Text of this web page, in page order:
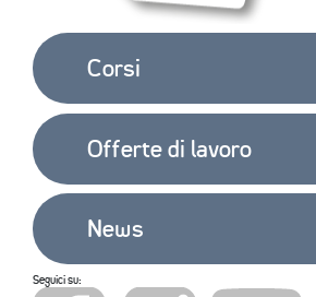
Corsi
Offerte di lavoro
News
Seguici su: